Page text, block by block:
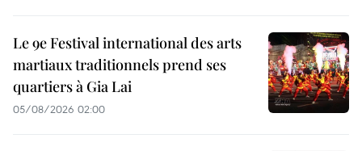
Le 9e Festival international des arts
martiaux traditionnels prend ses
quartiers à Gia Lai
05/08/2026 02:00